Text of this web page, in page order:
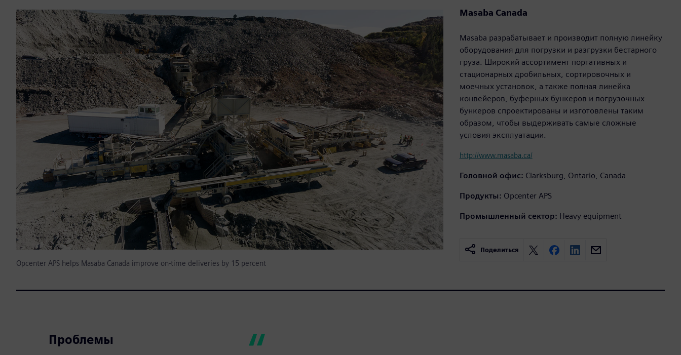
Opcenter APS helps Masaba Canada improve on-time deliveries by 15 percent
Masaba Canada
Masaba разрабатывает и производит полную линейку
оборудования для погрузки и разгрузки бестарного
груза. Широкий ассортимент портативных и
стационарных дробильных, сортировочных и
моечных установок, а также полная линейка
конвейеров, буферных бункеров и погрузочных
бункеров спроектированы и изготовлены таким
образом, чтобы выдерживать самые сложные
условия эксплуатации.
http://www.masaba.ca/
Головной офис: Clarksburg, Ontario, Canada
Продукты: Opcenter APS
Промышленный сектор: Heavy equipment
Поделиться
Проблемы